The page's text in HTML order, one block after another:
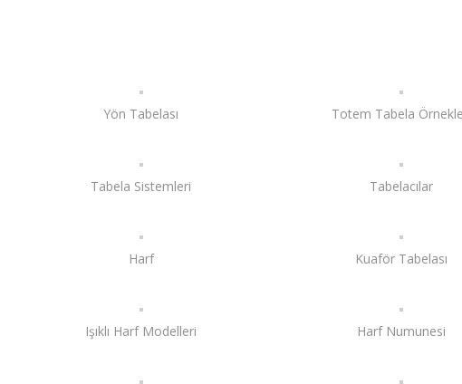
Yön Tabelası Totem Tabela
Tabela Sistemleri Tabelacılar
Harf Kuaför Tabelası
Işıklı Harf Modelleri Harf Numunesi